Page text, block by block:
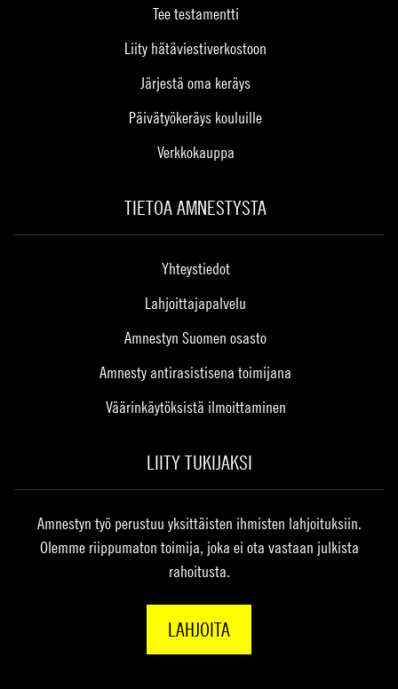
Tee testamentti
Liity hätäviestiverkostoon
Järjestä oma keräys
Päivätyökeräys kouluille
Verkkokauppa
TIETOA AMNESTYSTA
Yhteystiedot
Lahjoittajapalvelu
Amnestyn Suomen osasto
Amnesty antirasistisena toimijana
Väärinkäytöksistä ilmoittaminen
LIITY TUKIJAKSI
Amnestyn työ perustuu yksittäisten ihmisten lahjoituksiin.
Olemme riippumaton toimija, joka ei ota vastaan julkista
rahoitusta.
LAHJOITA